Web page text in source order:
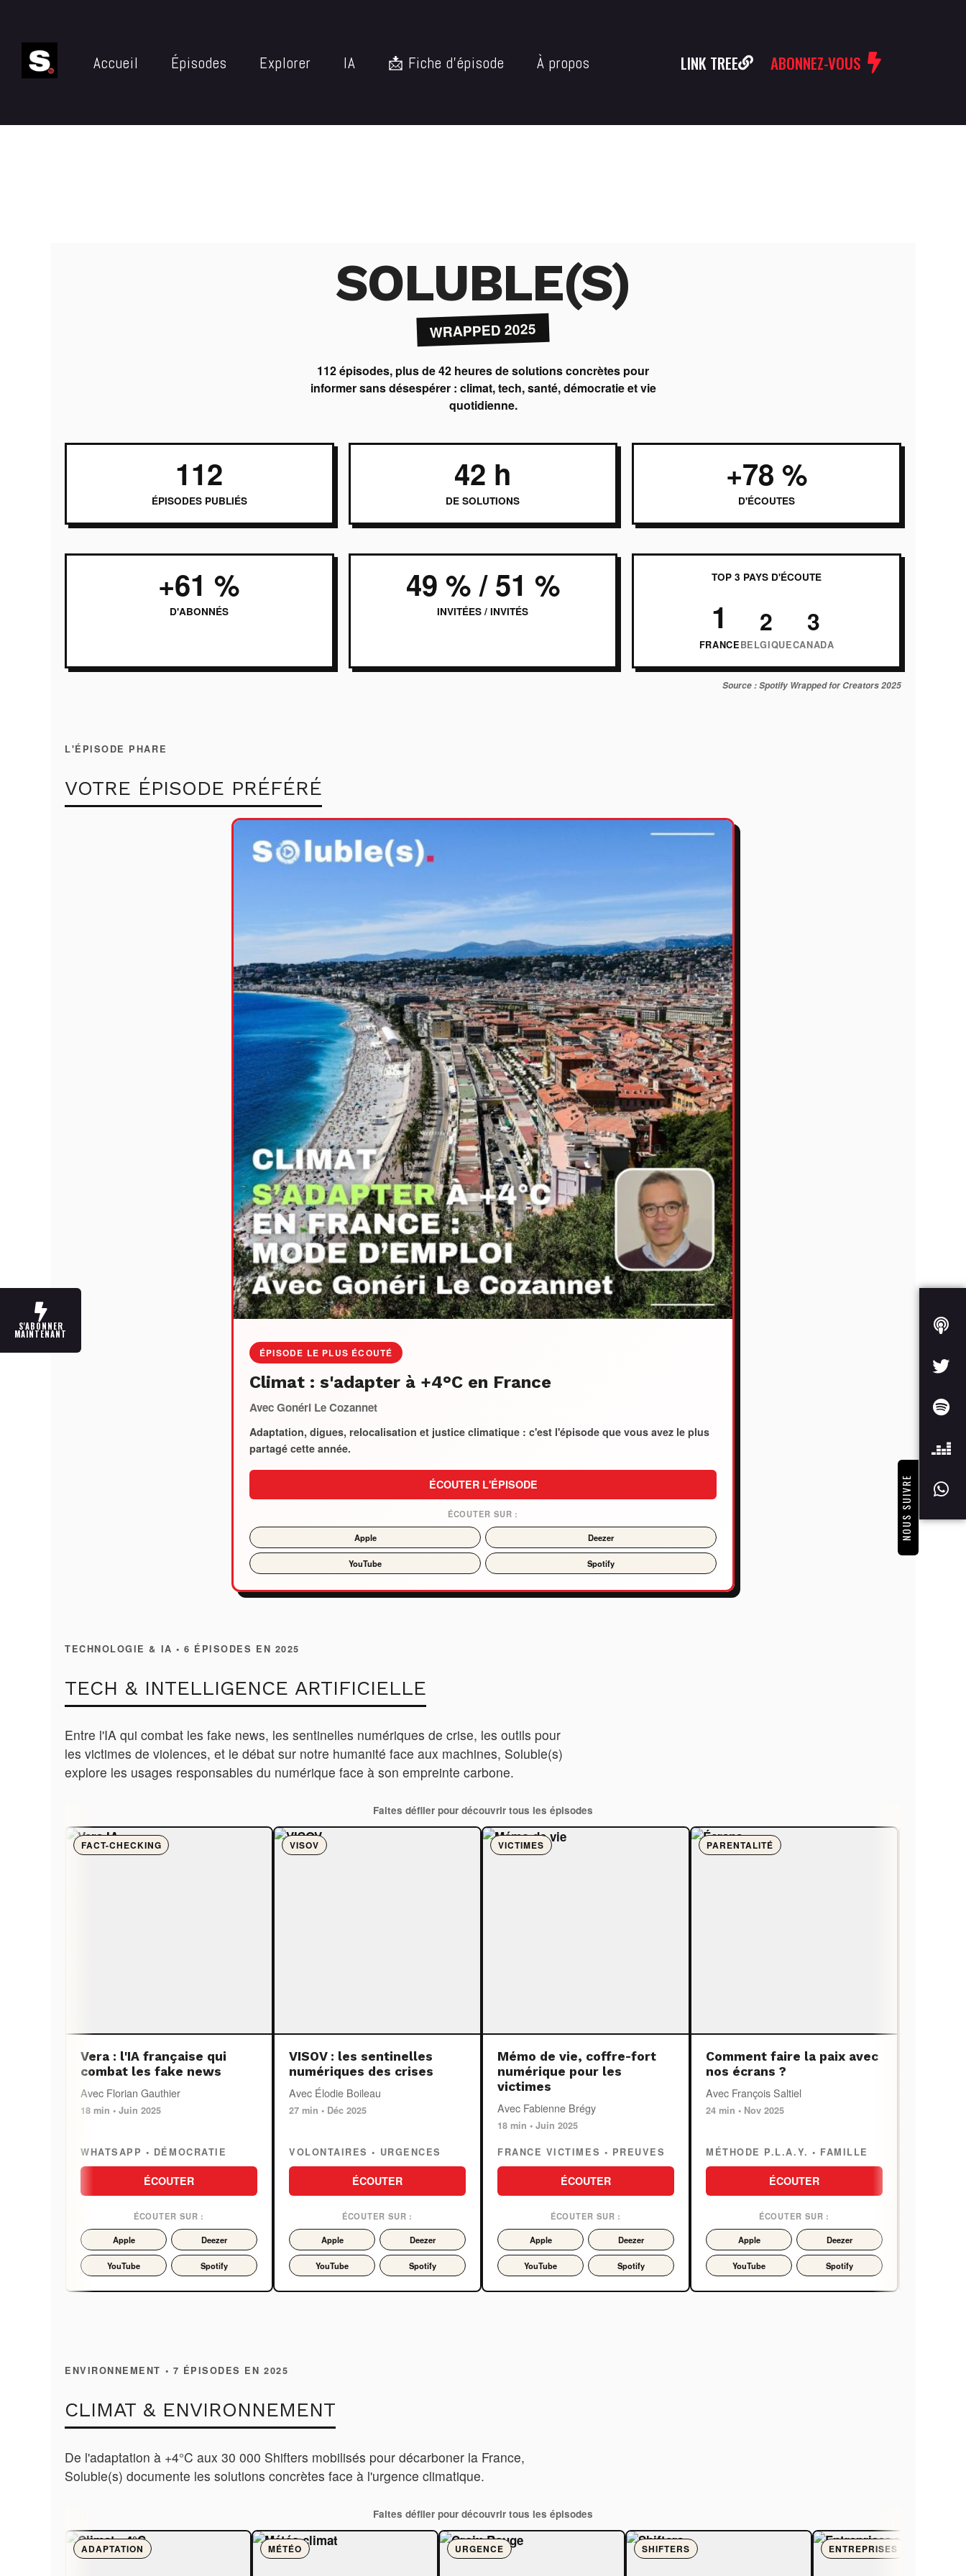
Accueil Épisodes Explorer IA 📩 Fiche d’épisode À propos LINK TREE ABONNEZ-VOUS
NOUS SUIVRE
S'ABONNER
MAINTENANT
SOLUBLE(S)
WRAPPED 2025
112 épisodes, plus de 42 heures de solutions concrètes pour
informer sans désespérer : climat, tech, santé, démocratie et vie
quotidienne.
112
ÉPISODES PUBLIÉS
42 h
DE SOLUTIONS
+78 %
D'ÉCOUTES
+61 %
D'ABONNÉS
49 % / 51 %
INVITÉES / INVITÉS
TOP 3 PAYS D'ÉCOUTE
2
BELGIQUE
1
FRANCE
3
CANADA
Source : Spotify Wrapped for Creators 2025
L'ÉPISODE PHARE
VOTRE ÉPISODE PRÉFÉRÉ
ÉPISODE LE PLUS ÉCOUTÉ
Climat : s'adapter à +4°C en France
Avec Gonéri Le Cozannet
Adaptation, digues, relocalisation et justice climatique : c'est l'épisode que vous avez le plus
partagé cette année.
ÉCOUTER L'ÉPISODE
ÉCOUTER SUR :
Apple Deezer
YouTube Spotify
TECHNOLOGIE & IA • 6 ÉPISODES EN 2025
TECH & INTELLIGENCE ARTIFICIELLE
Entre l'IA qui combat les fake news, les sentinelles numériques de crise, les outils pour
les victimes de violences, et le débat sur notre humanité face aux machines, Soluble(s)
explore les usages responsables du numérique face à son empreinte carbone.
Faites défiler pour découvrir tous les épisodes
FACT-CHECKING
Vera : l'IA française qui
combat les fake news
Avec Florian Gauthier
18 min • Juin 2025
WHATSAPP • DÉMOCRATIE
ÉCOUTER
ÉCOUTER SUR :
Apple Deezer
YouTube Spotify
VISOV
VISOV : les sentinelles
numériques des crises
Avec Élodie Boileau
27 min • Déc 2025
VOLONTAIRES • URGENCES
ÉCOUTER
ÉCOUTER SUR :
Apple Deezer
YouTube Spotify
VICTIMES
Mémo de vie, coffre-fort
numérique pour les
victimes
Avec Fabienne Brégy
18 min • Juin 2025
FRANCE VICTIMES • PREUVES
ÉCOUTER
ÉCOUTER SUR :
Apple Deezer
YouTube Spotify
PARENTALITÉ
Comment faire la paix avec
nos écrans ?
Avec François Saltiel
24 min • Nov 2025
MÉTHODE P.L.A.Y. • FAMILLE
ÉCOUTER
ÉCOUTER SUR :
Apple Deezer
YouTube Spotify
ENVIRONNEMENT • 7 ÉPISODES EN 2025
CLIMAT & ENVIRONNEMENT
De l'adaptation à +4°C aux 30 000 Shifters mobilisés pour décarboner la France,
Soluble(s) documente les solutions concrètes face à l'urgence climatique.
Faites défiler pour découvrir tous les épisodes
ADAPTATION MÉTÉO URGENCE SHIFTERS ENTREPRISES